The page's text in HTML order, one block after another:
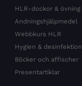
HLR-dockor & övning
Andningshjälpmedel
Webbkurs HLR
Hygien & desinfektion
Böcker och affischer
Presentartiklar